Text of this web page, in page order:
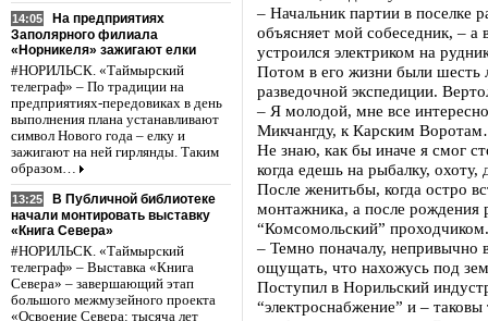
14:05
На предприятиях
Заполярного филиала
«Норникеля» зажигают елки
#НОРИЛЬСК. «Таймырский
телеграф» – По традиции на
предприятиях-передовиках в день
выполнения плана устанавливают
символ Нового года – елку и
зажигают на ней гирлянды. Таким
образом…
13:25
В Публичной библиотеке
начали монтировать выставку
«Книга Севера»
#НОРИЛЬСК. «Таймырский
телеграф» – Выставка «Книга
Севера» – завершающий этап
большого межмузейного проекта
«Освоение Севера: тысяча лет
– Начальник партии в поселке
объясняет мой собеседник, – а
устроился электриком на
Потом в его жизни были шесть
разведочной экспедиции.
– Я молодой, мне все
Микчангду, к Карским
Не знаю, как бы иначе я смог
когда едешь на рыбалку,
После женитьбы, когда остро
монтажника, а после рождения
“Комсомольский” проходчиком.
– Темно поначалу, непривычно
ощущать, что нахожусь под
Поступил в Норильский
“электроснабжение” и –